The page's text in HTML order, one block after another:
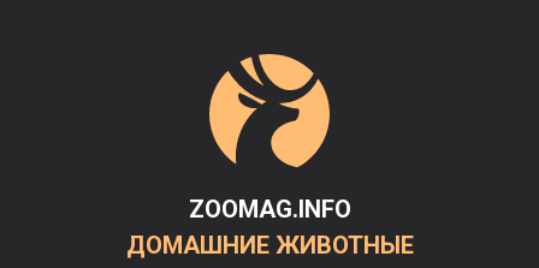
ZOOMAG.INFO
ДОМАШНИЕ ЖИВОТНЫЕ